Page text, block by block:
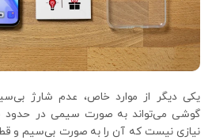
یکی دیگر از موارد خاص، عدم شارژ
گوشی می‌تواند به صورت سیمی در حدود
نیازی نیست که آن را به صورت بی‌سیم و